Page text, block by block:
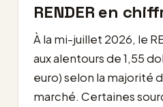
RENDER en
À la mi-juillet 2026, le
aux alentours de 1,55
euro) selon la majorité
marché. Certaines